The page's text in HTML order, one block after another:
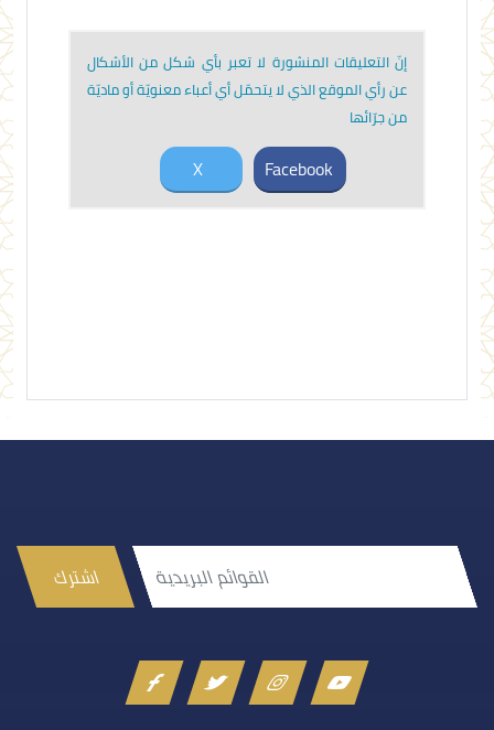
إنّ التعليقات المنشورة لا تعبر بأي شكل من الأشكال
عن رأي الموقع الذي لا يتحمّل أي أعباء معنويّة أو ماديّة
من جرّائها
X Facebook
اشترك